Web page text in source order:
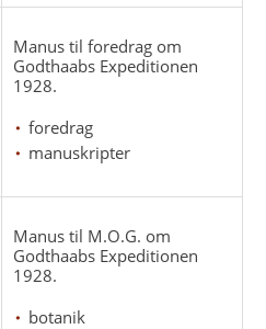
Manus til foredrag om
Godthaabs Expeditionen
1928.
foredrag
manuskripter
Manus til M.O.G. om
Godthaabs Expeditionen
1928.
botanik